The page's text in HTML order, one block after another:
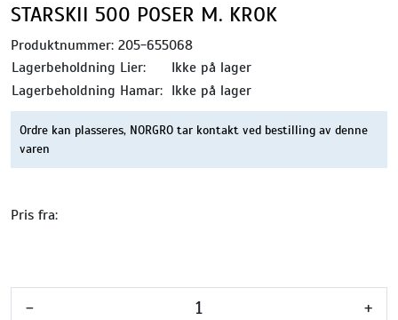
STARSKII 500 POSER M. KROK
Produktnummer: 205-655068
Lagerbeholdning Lier:
Ikke på lager
Lagerbeholdning Hamar: Ikke på lager
Ordre kan plasseres, NORGRO tar kontakt ved bestilling av denne
varen
Pris fra:
- +
Plantevern og nyttedyr
Blomster, potter og brett
Driftsmidler